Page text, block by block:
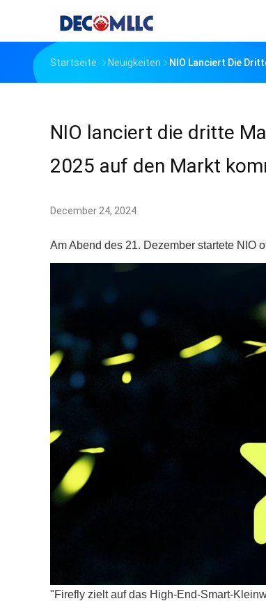
Startseite Neuigkeiten NIO Lanciert Die
NIO lanciert die dritte
2025 auf den Markt
December 24, 2024
Am Abend des 21. Dezember startete NIO
"Firefly zielt auf das High-End-Smart-